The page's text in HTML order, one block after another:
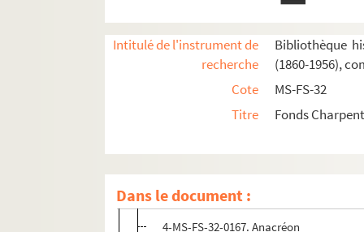
Intitulé de l'instrument de
recherche
Bibliothèque
(1860-1956),
Cote
MS-FS-32
Titre
Fonds
Dans le document :
Impression de voyage : Munich (1910)
Julien (1913)
Réflexions sur la musique
Discours, articles, interviews
Eros
Orphée
4-MS-FS-32-0167. Anacréon